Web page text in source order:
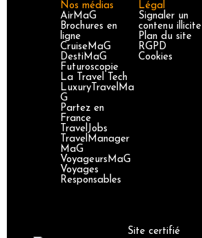
Nos médias
AirMaG
Brochures en
ligne
CruiseMaG
DestiMaG
Futuroscopie
La Travel Tech
LuxuryTravelMa
G
Partez en
France
TravelJobs
TravelManager
MaG
VoyageursMaG
Voyages
Responsables
Légal
Signaler un
contenu illicite
Plan du site
RGPD
Cookies
Site certifié